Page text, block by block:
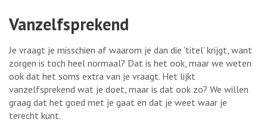
Vanzelfsprekend
Je vraagt je misschien af waarom je dan die ‘titel’ krijgt, want
zorgen is toch heel normaal? Dat is het ook, maar we weten
ook dat het soms extra van je vraagt. Het lijkt
vanzelfsprekend wat je doet, maar is dat ook zo? We willen
graag dat het goed met je gaat en dat je weet waar je
terecht kunt.